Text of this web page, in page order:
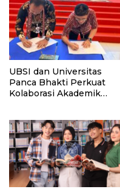
UBSI dan Universitas
Panca Bhakti Perkuat
Kolaborasi Akademik